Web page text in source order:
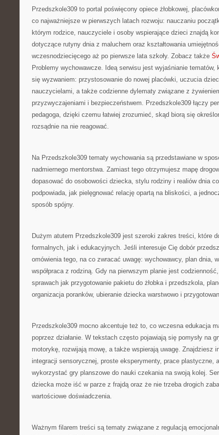
Przedszkole309 to portal poświęcony opiece żłobkowej,
co najważniejsze w pierwszych latach rozwoju: nauczaniu
którym rodzice, nauczyciele i osoby wspierające dzieci znajdą
dotyczące rutyny dnia z maluchem oraz kształtowania
wczesnodziecięcego aż po pierwsze lata szkoły. Zobacz także
Problemy wychowawcze. Ideą serwisu jest wyjaśnianie tematów,
się wyzwaniem: przystosowanie do nowej placówki, uczucia
nauczycielami, a także codzienne dylematy związane z
przyzwyczajeniami i bezpieczeństwem. Przedszkole309 łączy
pedagoga, dzięki czemu łatwiej zrozumieć, skąd biorą się
rozsądnie na nie reagować.
Na Przedszkole309 tematy wychowania są przedstawiane w
nadmiernego mentorstwa. Zamiast tego otrzymujesz mapę
dopasować do osobowości dziecka, stylu rodziny i realiów dnia
podpowiada, jak pielęgnować relację opartą na bliskości, a
sposób spójny.
Dużym atutem Przedszkole309 jest szeroki zakres treści, które
formalnych, jak i edukacyjnych. Jeśli interesuje Cię dobór
omówienia tego, na co zwracać uwagę: wychowawcy, plan dnia,
współpraca z rodziną. Gdy na pierwszym planie jest
sprawach jak przygotowanie pakietu do żłobka i przedszkola,
organizacja poranków, ubieranie dziecka warstwowo i
Przedszkole309 mocno akcentuje też to, co wczesna edukacja
poprzez działanie. W tekstach często pojawiają się pomysły na
motorykę, rozwijają mowę, a także wspierają uwagę. Znajdziesz
integracji sensorycznej, proste eksperymenty, prace plastyczne,
wykorzystać gry planszowe do nauki czekania na swoją kolej.
dziecka może iść w parze z frajdą oraz że nie trzeba drogich
wartościowe doświadczenia.
Ważnym filarem treści są tematy związane z regulacją